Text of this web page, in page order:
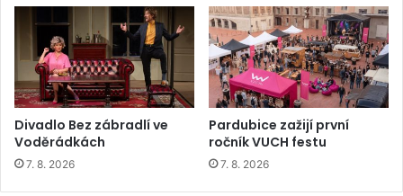
Divadlo Bez zábradlí ve
Voděrádkách
7. 8. 2026
Pardubice zažijí první
ročník VUCH festu
7. 8. 2026